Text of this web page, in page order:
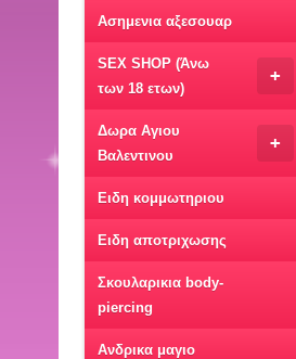
Ασημενια αξεσουαρ
+
SEX SHOP (Άνω
των 18 ετων)
+
Δωρα Αγιου
Βαλεντινου
Ειδη κομμωτηριου
Ειδη αποτριχωσης
Σκουλαρικια body-
piercing
Ανδρικα μαγιο